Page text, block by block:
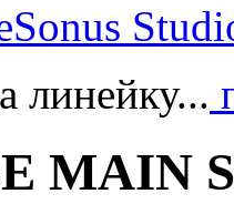
линейку...
MAIN